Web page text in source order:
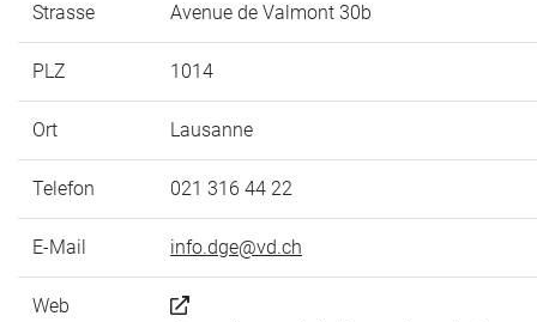
Strasse Avenue de Valmont 30b
PLZ 1014
Ort Lausanne
Telefon 021 316 44 22
E-Mail info.dge@vd.ch
Web